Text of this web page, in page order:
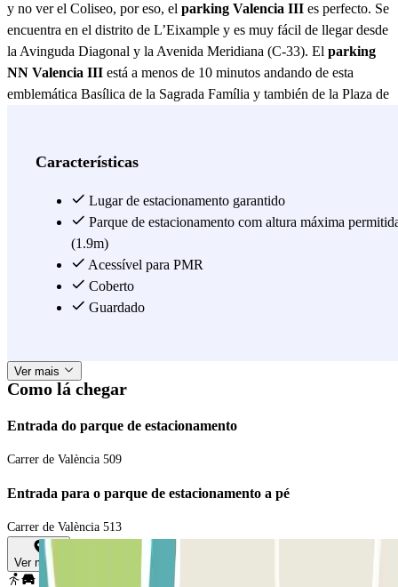
y no ver el Coliseo, por eso, el parking Valencia III es perfecto. Se
encuentra en el distrito de L’Eixample y es muy fácil de llegar desde
la Avinguda Diagonal y la Avenida Meridiana (C-33). El parking
NN Valencia III está a menos de 10 minutos andando de esta
emblemática Basílica de la Sagrada Família y también de la Plaza de
proponemos porque no quedarás indiferente, al igual que el Hospital
alrededores, unos jardines preciosos que no te dejarán indiferente.
Desde el parking NN Valencia III puedes llegar fácilmente andando
hasta la Plaça de les Glòries Catalanes, el Teatro Nacional de
Catalunya, L'Auditori o la Plaza de Toros Monumental. Así tendrás
por seguro que no llegarás tarde al concierto, espectáculo o evento
que tanto llevas esperando ;) Confía en nosotros y reserva ya tu
Ver mais
Características
Lugar de estacionamento garantido
Parque de estacionamento com altura máxima
(1.9m)
Acessível para PMR
Coberto
Guardado
Como lá chegar
Entrada do parque de estacionamento
Carrer de València 509
Entrada para o parque de estacionamento a pé
Carrer de València 513
Ver mapa